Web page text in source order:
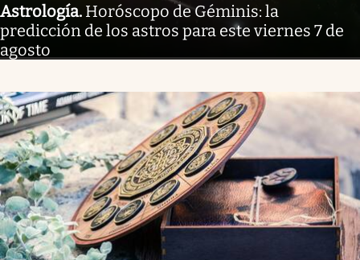
Astrología. Horóscopo de Géminis: la
predicción de los astros para este viernes 7 de
agosto